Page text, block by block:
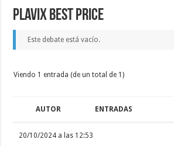
plavix best price
Este debate está vacío.
Viendo 1 entrada (de un total de 1)
AUTOR ENTRADAS
20/10/2024 a las 12:53